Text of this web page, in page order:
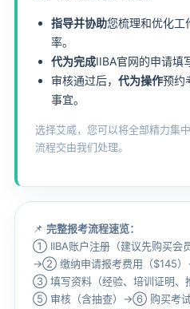
指导并协助您梳理和优化工
率。
代为完成IIBA官网的申请填
审核通过后， 代为操作预约
事宜。
选择艾威，您可以将全部精力集
流程交由我们处理。
📌 完整报考流程速览：
① IIBA账户注册（建议先购买会
→② 缴纳申请报考费用（$145）
③ 填写资料（经验、培训证明、
⑤ 审核（含抽查） →⑥ 购买考试